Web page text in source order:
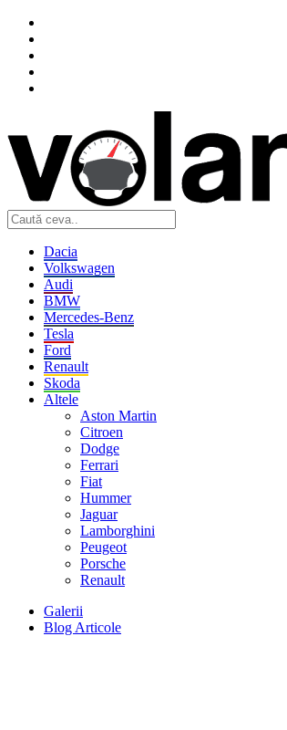
Dacia
Volkswagen
Audi
BMW
Mercedes-Benz
Tesla
Ford
Renault
Skoda
Altele
Aston Martin
Citroen
Dodge
Ferrari
Fiat
Hummer
Jaguar
Lamborghini
Peugeot
Porsche
Renault
Galerii
Blog Articole